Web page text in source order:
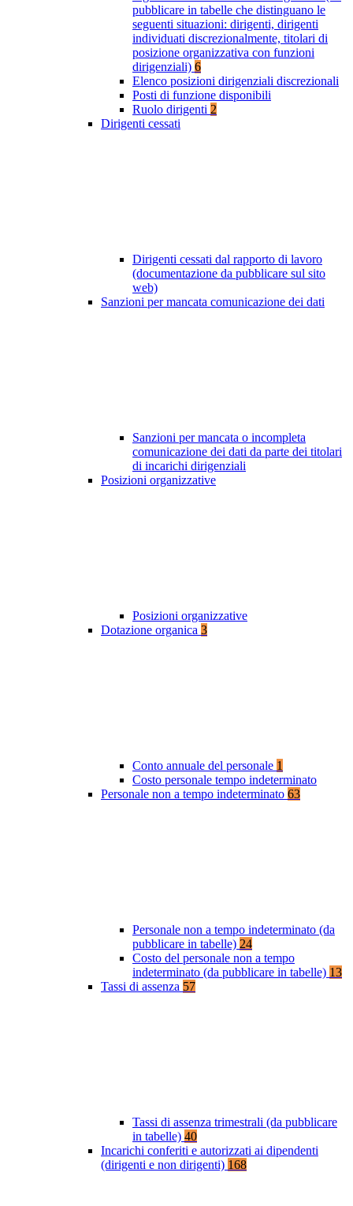
pubblicare in tabelle che distinguano le
seguenti situazioni: dirigenti, dirigenti
individuati discrezionalmente, titolari di
posizione organizzativa con funzioni
dirigenziali) 6
Elenco posizioni dirigenziali discrezionali
Posti di funzione disponibili
Ruolo dirigenti 2
Dirigenti cessati
Dirigenti cessati dal rapporto di lavoro
(documentazione da pubblicare sul sito
web)
Sanzioni per mancata comunicazione dei dati
Sanzioni per mancata o incompleta
comunicazione dei dati da parte dei titolari
di incarichi dirigenziali
Posizioni organizzative
Posizioni organizzative
Dotazione organica 3
Conto annuale del personale 1
Costo personale tempo indeterminato
Personale non a tempo indeterminato 63
Personale non a tempo indeterminato (da
pubblicare in tabelle) 24
Costo del personale non a tempo
indeterminato (da pubblicare in tabelle) 13
Tassi di assenza 57
Tassi di assenza trimestrali (da pubblicare
in tabelle) 40
Incarichi conferiti e autorizzati ai dipendenti
(dirigenti e non dirigenti) 168